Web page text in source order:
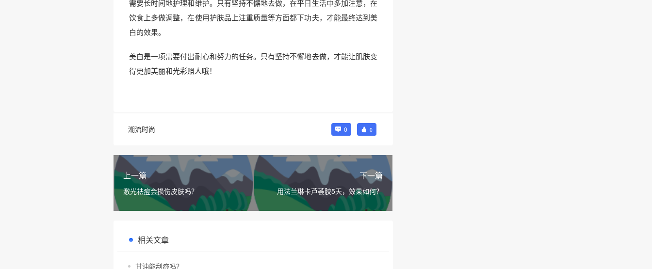
需要长时间地护理和维护。只有坚持不懈地去做，在平日生活中多加注意，在
饮食上多做调整，在使用护肤品上注重质量等方面都下功夫，才能最终达到美
白的效果。
美白是一项需要付出耐心和努力的任务。只有坚持不懈地去做，才能让肌肤变
得更加美丽和光彩照人哦！
潮流时尚 0 0
上一篇
激光祛痘会损伤皮肤吗？
下一篇
用法兰琳卡芦荟胶5天，效果如何？
相关文章
甘油能刮痧吗？